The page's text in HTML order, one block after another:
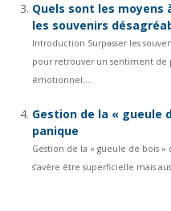
Quels sont les moyens
les souvenirs
Introduction Surpasser les
pour retrouver un sentiment
émotionnel....
Gestion de la « gueule
panique
Gestion de la « gueule de bois
s’avère être superficielle mais